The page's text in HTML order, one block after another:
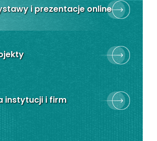
i prezentacje online
instytucji i firm